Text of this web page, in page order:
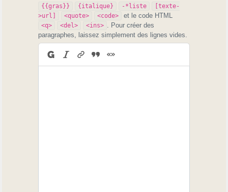
{{gras}} {italique} -*liste
[texte-
>url]
<quote> <code> et le code HTML
<q> <del> <ins>
. Pour créer des
paragraphes, laissez simplement des lignes vides.